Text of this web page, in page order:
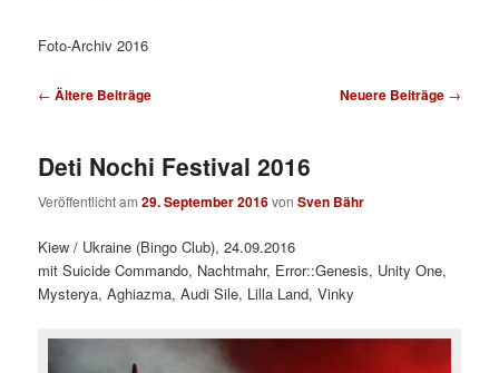
Foto-Archiv 2016
Beitragsnavigation
← Ältere Beiträge Neuere Beiträge →
Deti Nochi Festival 2016
Veröffentlicht am29. September 2016vonSven Bähr
Kiew / Ukraine (Bingo Club), 24.09.2016
mit Suicide Commando, Nachtmahr, Error::Genesis, Unity One,
Mysterya, Aghiazma, Audi Sile, Lilla Land, Vinky